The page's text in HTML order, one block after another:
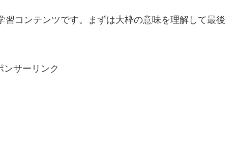
習コンテンツです。まずは大枠の意味を理解して最後
ンサーリンク